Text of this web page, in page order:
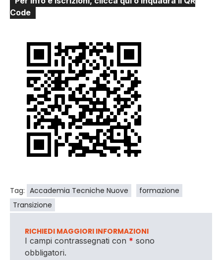
Code
Tag: Accademia Tecniche Nuove
formazione
Transizione
RICHIEDI MAGGIORI INFORMAZIONI
I campi contrassegnati con * sono
obbligatori.